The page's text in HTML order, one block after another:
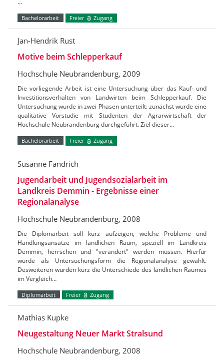
Bachelorarbeit Freier Zugang
Jan-Hendrik Rust
Motive beim Schlepperkauf
Hochschule Neubrandenburg, 2009
Die vorliegende Arbeit ist eine Untersuchung über das Kauf- und
Investitionsverhalten von Landwirten beim Schlepperkauf. Die
Untersuchung wurde in zwei Phasen unterteilt: zunächst wurde eine
qualitative Vorstudie mit Studenten der Agrarwirtschaft der
Hochschule Neubrandenburg durchgeführt. Ziel dieser…
Bachelorarbeit Freier Zugang
Susanne Fandrich
Jugendarbeit und Jugendsozialarbeit im
Landkreis Demmin - Ergebnisse einer
Regionalanalyse
Hochschule Neubrandenburg, 2008
Die Diplomarbeit soll kurz aufzeigen, welche Probleme und
Handlungsansätze im ländlichen Raum, speziell im Landkreis
Demmin, herrschen und "verändert" werden müssen. Hierfür
wurde als Untersuchungsform die Regionalanalyse gewählt.
Desweiteren wurden kurz die Unterschiede des ländlichen Raumes
im Vergleich…
Diplomarbeit Freier Zugang
Mathias Kupke
Neugestaltung Neuer Markt Stralsund
Hochschule Neubrandenburg, 2008